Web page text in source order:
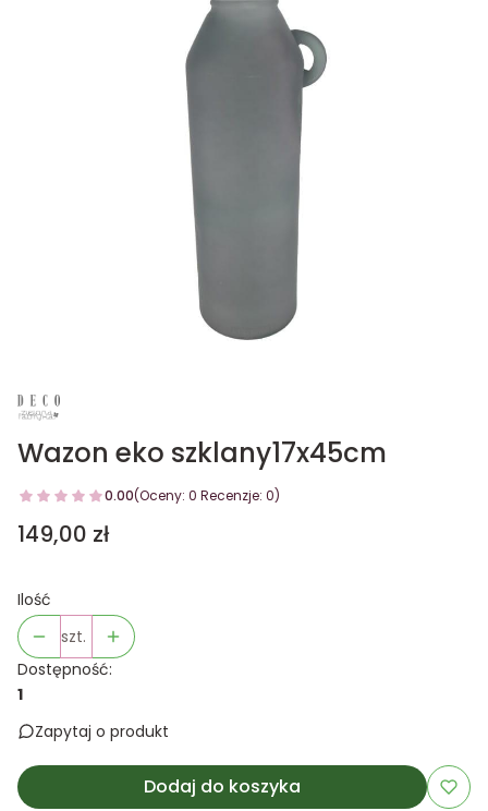
Wazon eko szklany17x45cm
0.00(Oceny: 0 Recenzje: 0)
Cena
149,00 zł
Ilość
szt.
Dostępność:
1
Zapytaj o produkt
Dodaj do koszyka